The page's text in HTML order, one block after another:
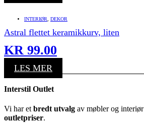
INTERIØR DEKOR
Astral flettet keramikkurv, liten
KR 99.00
LES MER
Interstil Outlet
Vi har et bredt utvalg av møbler og
outletpriser.